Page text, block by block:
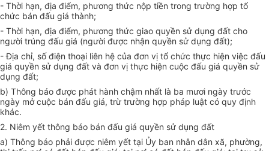
- Thời hạn, địa điểm, phương thức nộp tiền trong trường hợp tổ
chức bán đấu giá thành;
- Thời hạn, địa điểm, phương thức giao quyền sử dụng đất cho
người trúng đấu giá (người được nhận quyền sử dụng đất);
- Địa chỉ, số điện thoại liên hệ của đơn vị tổ chức thực hiện việc đấu
giá quyền sử dụng đất và đơn vị thực hiện cuộc đấu giá quyền sử
dụng đất;
b) Thông báo được phát hành chậm nhất là ba mươi ngày trước
ngày mở cuộc bán đấu giá, trừ trường hợp pháp luật có quy định
khác.
2. Niêm yết thông báo bán đấu giá quyền sử dụng đất
a) Thông báo phải được niêm yết tại Ủy ban nhân dân xã, phường,